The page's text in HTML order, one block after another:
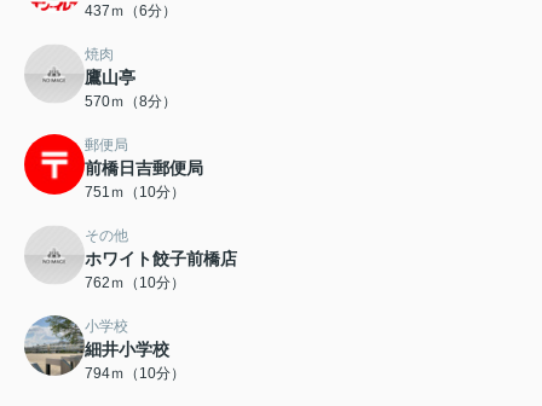
437ｍ（6分）
焼肉
鷹山亭
570ｍ（8分）
郵便局
前橋日吉郵便局
751ｍ（10分）
その他
ホワイト餃子前橋店
762ｍ（10分）
小学校
細井小学校
794ｍ（10分）